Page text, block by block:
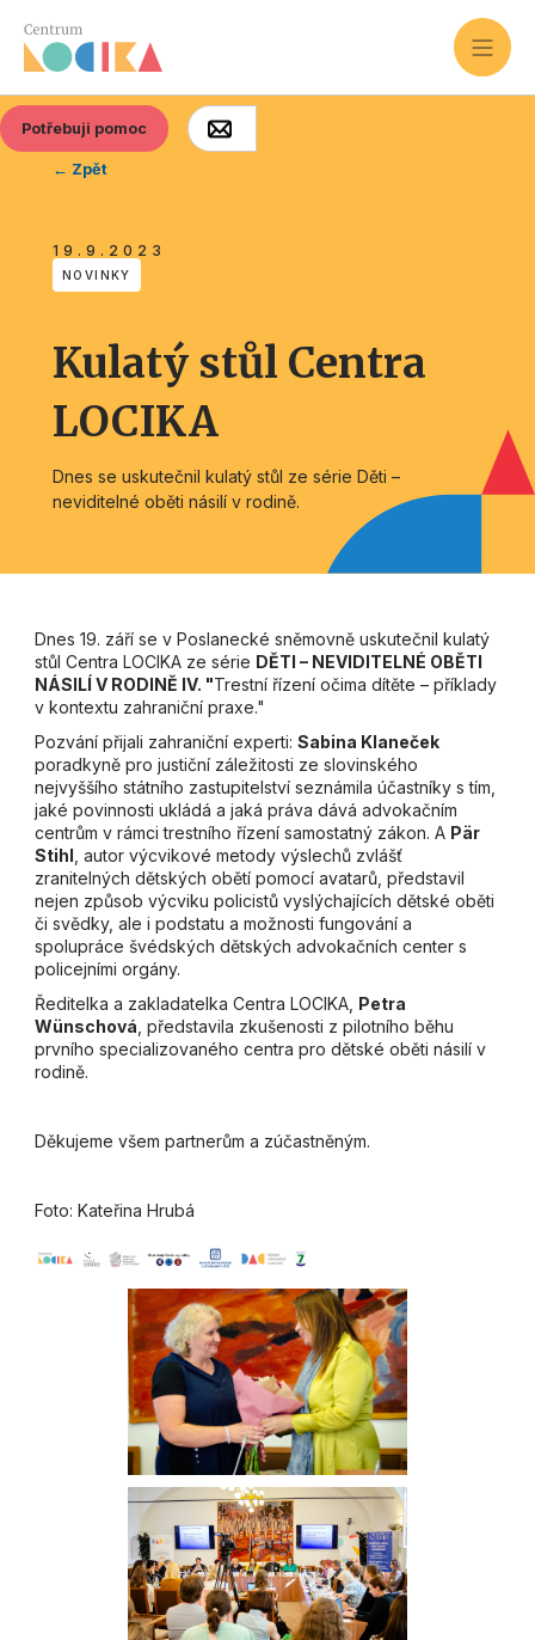
Potřebuji pomoc
← Zpět
19.9.2023
NOVINKY
Kulatý stůl Centra
LOCIKA
Dnes se uskutečnil kulatý stůl ze série Děti –
neviditelné oběti násilí v rodině.
Dnes 19. září se v Poslanecké sněmovně uskutečnil kulatý
stůl Centra LOCIKA ze série DĚTI – NEVIDITELNÉ OBĚTI
NÁSILÍ V RODINĚ IV. "Trestní řízení očima dítěte – příklady
v kontextu zahraniční praxe."
Pozvání přijali zahraniční experti: Sabina Klaneček
poradkyně pro justiční záležitosti ze slovinského
nejvyššího státního zastupitelství seznámila účastníky s tím,
jaké povinnosti ukládá a jaká práva dává advokačním
centrům v rámci trestního řízení samostatný zákon. A Pär
Stihl, autor výcvikové metody výslechů zvlášť
zranitelných dětských obětí pomocí avatarů, představil
nejen způsob výcviku policistů vyslýchajících dětské oběti
či svědky, ale i podstatu a možnosti fungování a
spolupráce švédských dětských advokačních center s
policejními orgány.
Ředitelka a zakladatelka Centra LOCIKA, Petra
Wünschová, představila zkušenosti z pilotního běhu
prvního specializovaného centra pro dětské oběti násilí v
rodině.
Děkujeme všem partnerům a zúčastněným.
Foto: Kateřina Hrubá